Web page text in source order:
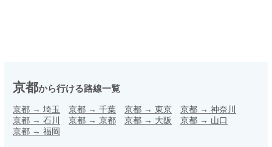
京都から行ける路線一覧
京都 → 埼玉 京都 → 千葉 京都 → 東京 京都 → 神奈川
京都 → 石川 京都 → 京都 京都 → 大阪 京都 → 山口
京都 → 福岡